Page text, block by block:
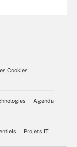
Cookies
Agenda
Projets IT